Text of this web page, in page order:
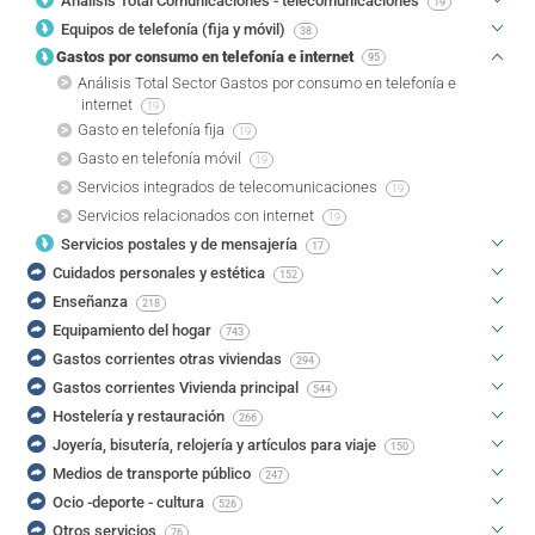
Equipos de telefonía (fija y móvil) 38
Gastos por consumo en telefonía e internet 95
Análisis Total Sector Gastos por consumo en telefonía e
internet
19
Gasto en telefonía fija 19
Gasto en telefonía móvil 19
Servicios integrados de telecomunicaciones 19
Servicios relacionados con internet 19
Servicios postales y de mensajería 17
Cuidados personales y estética 152
Enseñanza 218
Equipamiento del hogar 743
Gastos corrientes otras viviendas 294
Gastos corrientes Vivienda principal 544
Hostelería y restauración 266
Joyería, bisutería, relojería y artículos para viaje 150
Medios de transporte público 247
Ocio -deporte - cultura 526
Otros servicios 76